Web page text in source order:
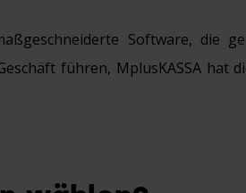
Software, die
führen, MplusKASSA hat